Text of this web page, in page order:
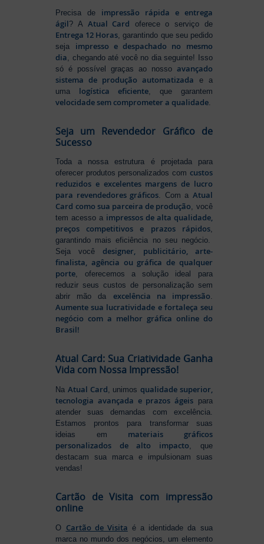
Precisa de impressão rápida e entrega
ágil? A Atual Card oferece o serviço de
Entrega 12 Horas , garantindo que seu pedido
seja impresso e despachado no mesmo
dia , chegando até você no dia seguinte! Isso
só é possível graças ao nosso avançado
sistema de produção automatizada e a
uma logística eficiente , que garantem
velocidade sem comprometer a qualidade
Seja um Revendedor Gráfico de
Sucesso
Toda a nossa estrutura é projetada para
oferecer produtos personalizados com custos
reduzidos e excelentes margens de lucro
para revendedores gráficos. Com a Atual
Card como sua parceira de produção, você
tem acesso a impressos de alta qualidade,
preços competitivos e prazos rápidos,
garantindo mais eficiência no seu negócio.
Seja vocêdesigner, publicitário, arte-
finalista, agência ou gráfica de qualquer
porte, oferecemos a solução ideal para
reduzir seus custos de personalização sem
abrir mão da excelência na impressão.
Aumente sua lucratividade e fortaleça seu
negócio com a melhor gráfica online do
Brasil!
Atual Card: Sua Criatividade Ganha
Vida com Nossa Impressão!
Na Atual Card, unimos qualidade superior,
tecnologia avançada e prazos ágeispara
atender suas demandas com excelência.
Estamos prontos para transformar suas
ideias em materiais gráficos
personalizados de alto impacto, que
destacam sua marca e impulsionam suas
vendas!
Cartão de Visita com impressão
online
O Cartão de Visita é a identidade da sua
marca no mundo dos negócios, um elemento